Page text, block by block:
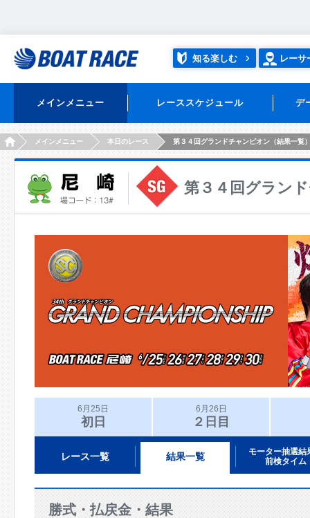
知る楽しむ レーサ
メインメニュー レーススケジュール デ
HOMEメインメニュー 本日のレース 第３４回グランドチャンピオン（結果一覧
第３４回グラン
6月25日
初日
6月26日
２日目
レース一覧 結果一覧
モーター抽選結
前検タイム
勝式・払戻金・結果